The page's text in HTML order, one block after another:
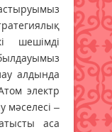
шешімді
алдында
электр
мәселесі –
аса